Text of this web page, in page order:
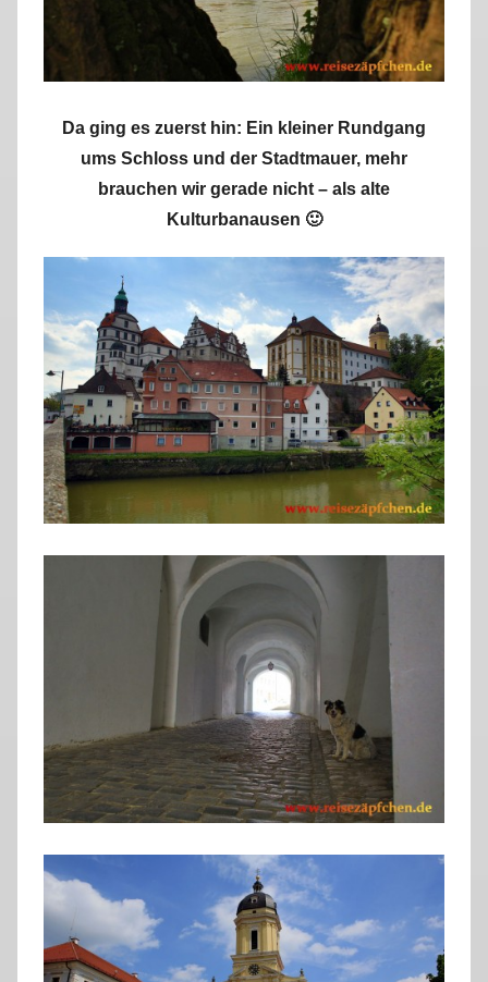
Da ging es zuerst hin: Ein kleiner Rundgang
ums Schloss und der Stadtmauer, mehr
brauchen wir gerade nicht – als alte
Kulturbanausen 🙂